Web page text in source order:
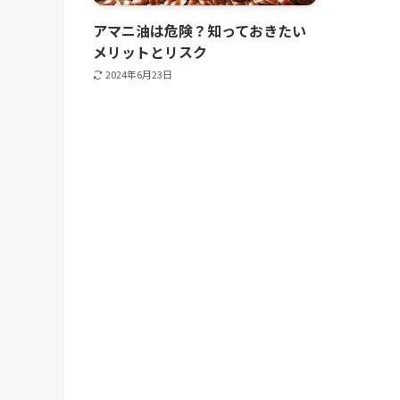
アマニ油は危険？知っておきたい
メリットとリスク
2024年6月23日